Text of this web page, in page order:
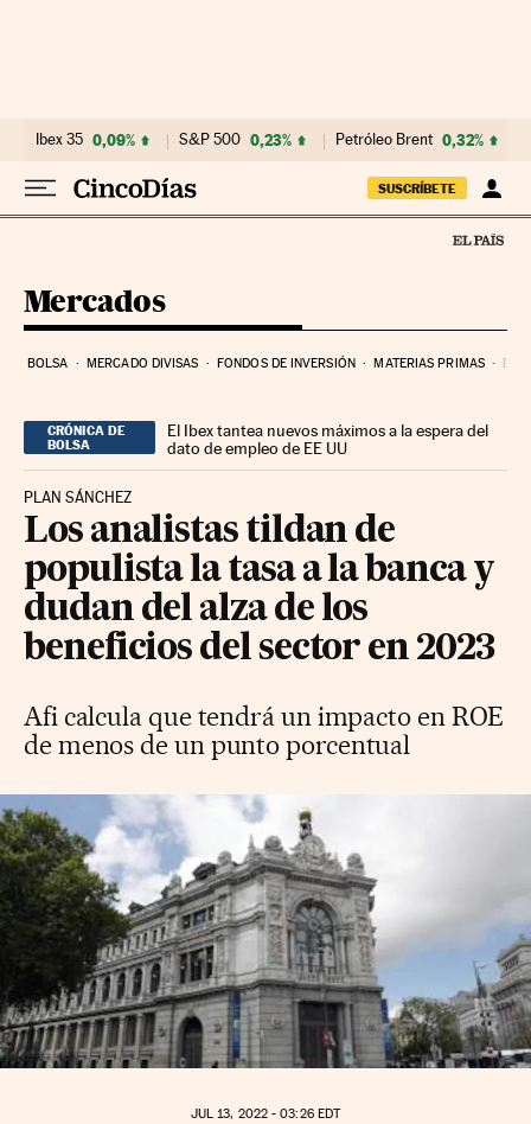
Ibex 35 0,09% S&P 500 0,23% Petróleo Brent 0,32%
SUSCRÍBETE
Mercados
BOLSA MERCADO DIVISAS FONDOS DE INVERSIÓN MATERIAS PRIMAS
CRÓNICA DE
BOLSA
El Ibex tantea nuevos máximos a la espera del
dato de empleo de EE UU
PLAN SÁNCHEZ
Los analistas tildan de
populista la tasa a la banca y
dudan del alza de los
beneficios del sector en 2023
Afi calcula que tendrá un impacto en ROE
de menos de un punto porcentual
JUL 13, 2022 - 03:26EDT